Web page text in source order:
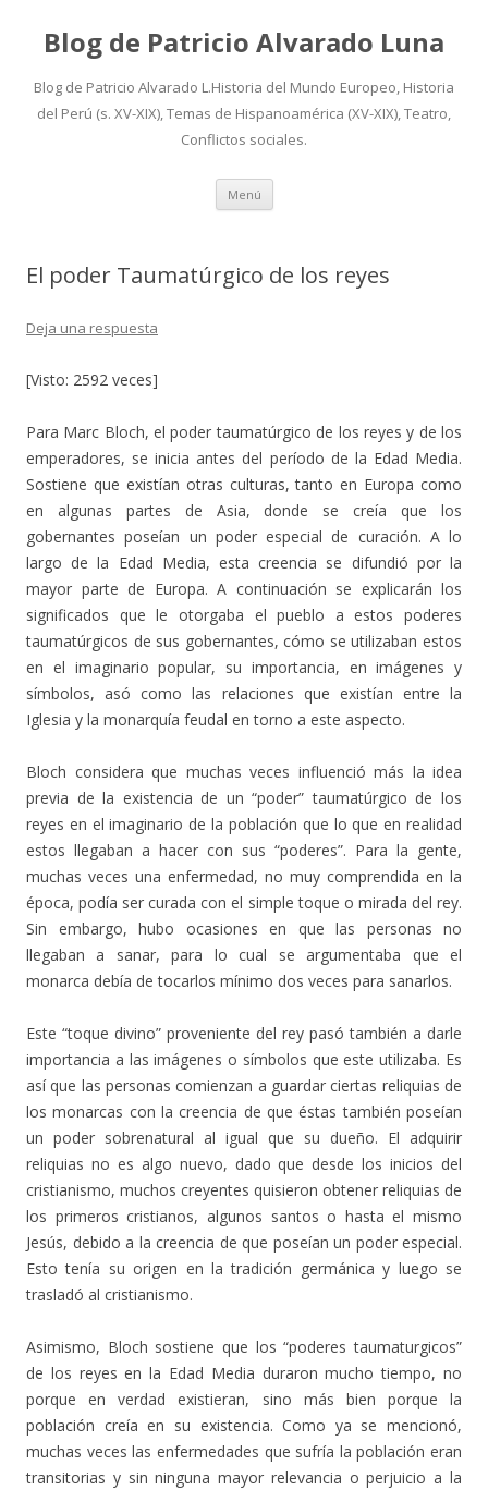
Blog de Patricio Alvarado Luna
Blog de Patricio Alvarado L.Historia del Mundo Europeo, Historia
del Perú (s. XV-XIX), Temas de Hispanoamérica (XV-XIX), Teatro,
Conflictos sociales.
Menú Ir
contenido
El poder Taumatúrgico de los reyes
Deja una respuesta
[Visto: 2592 veces]
Para Marc Bloch, el poder taumatúrgico de los reyes y de los
emperadores, se inicia antes del período de la Edad Media.
Sostiene que existían otras culturas, tanto en Europa como
en algunas partes de Asia, donde se creía que los
gobernantes poseían un poder especial de curación. A lo
largo de la Edad Media, esta creencia se difundió por la
mayor parte de Europa. A continuación se explicarán los
significados que le otorgaba el pueblo a estos poderes
taumatúrgicos de sus gobernantes, cómo se utilizaban estos
en el imaginario popular, su importancia, en imágenes y
símbolos, asó como las relaciones que existían entre la
Iglesia y la monarquía feudal en torno a este aspecto.
Bloch considera que muchas veces influenció más la idea
previa de la existencia de un “poder” taumatúrgico de los
reyes en el imaginario de la población que lo que en realidad
estos llegaban a hacer con sus “poderes”. Para la gente,
muchas veces una enfermedad, no muy comprendida en la
época, podía ser curada con el simple toque o mirada del rey.
Sin embargo, hubo ocasiones en que las personas no
llegaban a sanar, para lo cual se argumentaba que el
monarca debía de tocarlos mínimo dos veces para sanarlos.
Este “toque divino” proveniente del rey pasó también a darle
importancia a las imágenes o símbolos que este utilizaba. Es
así que las personas comienzan a guardar ciertas reliquias de
los monarcas con la creencia de que éstas también poseían
un poder sobrenatural al igual que su dueño. El adquirir
reliquias no es algo nuevo, dado que desde los inicios del
cristianismo, muchos creyentes quisieron obtener reliquias de
los primeros cristianos, algunos santos o hasta el mismo
Jesús, debido a la creencia de que poseían un poder especial.
Esto tenía su origen en la tradición germánica y luego se
trasladó al cristianismo.
Asimismo, Bloch sostiene que los “poderes taumaturgicos”
de los reyes en la Edad Media duraron mucho tiempo, no
porque en verdad existieran, sino más bien porque la
población creía en su existencia. Como ya se mencionó,
muchas veces las enfermedades que sufría la población eran
transitorias y sin ninguna mayor relevancia o perjuicio a la